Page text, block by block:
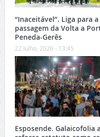
“Inaceitável”. Liga para
passagem da Volta a
Peneda-Gerês
22 Julho, 2026 - 13:45
Esposende.